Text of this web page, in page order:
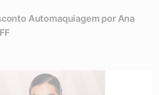
Automaquiagem por Ana